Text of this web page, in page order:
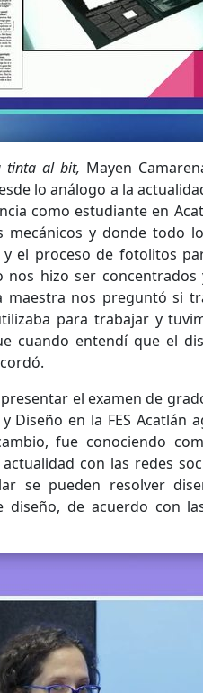
tinta al bit, Mayen
lo análogo a la
como estudiante en
mecánicos y donde todo
el proceso de fotolitos
nos hizo ser
maestra nos preguntó si
para trabajar y
cuando entendí que el
el examen de
Diseño en la FES Acatlán
fue conociendo
con las redes
se pueden resolver
diseño, de acuerdo con